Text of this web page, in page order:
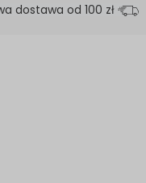
dostawa od 100 zł